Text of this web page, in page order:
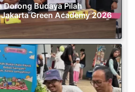
Dorong Budaya Pilah
Green Academy 2026